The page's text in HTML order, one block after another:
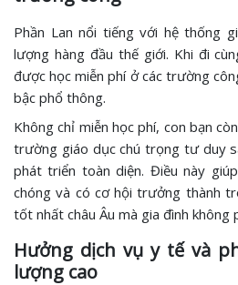
Phần Lan nổi tiếng với hệ thống
lượng hàng đầu thế giới. Khi đi
được học miễn phí ở các trường
bậc phổ thông.
Không chỉ miễn học phí, con bạn
trường giáo dục chú trọng tư duy
phát triển toàn diện. Điều này
chóng và có cơ hội trưởng thành
tốt nhất châu Âu mà gia đình không
Hưởng dịch vụ y tế và
lượng cao